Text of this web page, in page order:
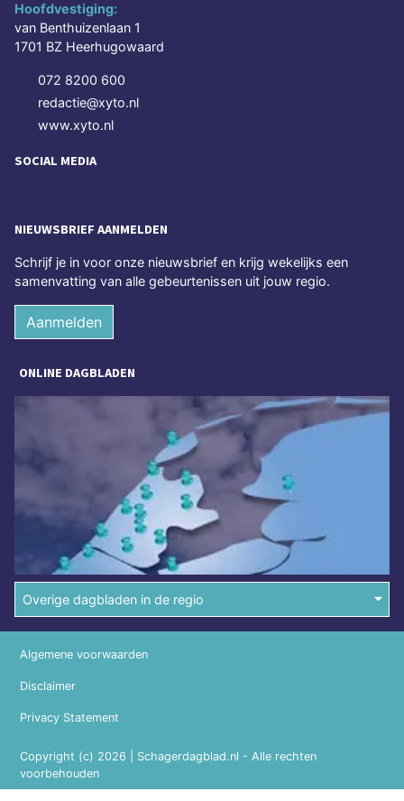
Hoofdvestiging:
van Benthuizenlaan 1
1701 BZ Heerhugowaard
072 8200 600
redactie@xyto.nl
www.xyto.nl
SOCIAL MEDIA
NIEUWSBRIEF AANMELDEN
Schrijf je in voor onze nieuwsbrief en krijg wekelijks een
samenvatting van alle gebeurtenissen uit jouw regio.
Aanmelden
ONLINE DAGBLADEN
Overige dagbladen in de regio
Copyright (c) 2026 | Schagerdagblad.nl - Alle rechten
voorbehouden
Algemene voorwaarden
Disclaimer
Privacy Statement